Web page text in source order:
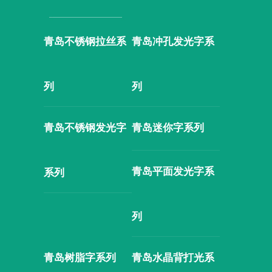
青岛不锈钢拉丝系
列
青岛冲孔发光字系
列
青岛不锈钢发光字
系列
青岛迷你字系列
青岛平面发光字系
列
青岛树脂字系列 青岛水晶背打光系